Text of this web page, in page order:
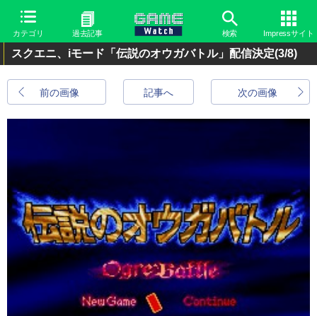
カテゴリ 過去記事 検索 Impressサイト
スクエニ、iモード「伝説のオウガバトル」配信決定(3/8)
前の画像 次の画像
記事へ